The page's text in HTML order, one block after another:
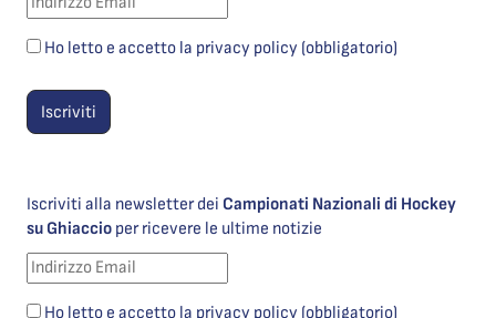
Ho letto e accetto la privacy policy (obbligatorio)
Iscriviti alla newsletter dei Campionati Nazionali di Hockey
su Ghiaccio per ricevere le ultime notizie
Ho letto e accetto la privacy policy (obbligatorio)